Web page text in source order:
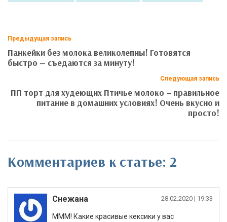
Предыдущая запись
Панкейки без молока великолепны! Готовятся
быстро — съедаются за минуту!
Следующая запись
ПП торт для худеющих Птичье молоко – правильное
питание в домашних условиях! Очень вкусно и
просто!
Комментариев к статье: 2
Снежана |
МММ! Какие красивые кексики у вас